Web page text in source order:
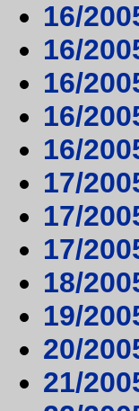
16/
16/
16/
16/
16/
17/
17/
17/
18/
19/
20/
21/